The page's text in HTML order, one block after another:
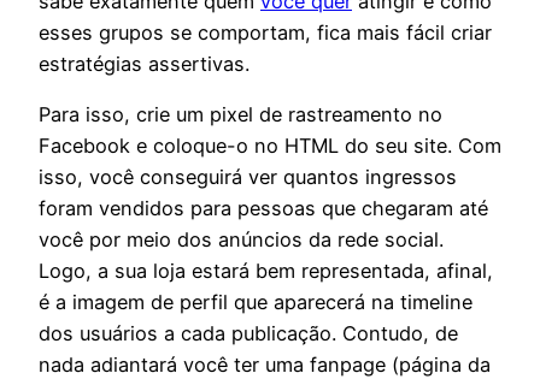
esses grupos se comportam, fica mais fácil criar
estratégias assertivas.
Para isso, crie um pixel de rastreamento no
Facebook e coloque-o no HTML do seu site. Com
isso, você conseguirá ver quantos ingressos
foram vendidos para pessoas que chegaram até
você por meio dos anúncios da rede social.
Logo, a sua loja estará bem representada, afinal,
é a imagem de perfil que aparecerá na timeline
dos usuários a cada publicação. Contudo, de
nada adiantará você ter uma fanpage (página da